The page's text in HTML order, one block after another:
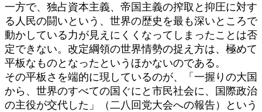
一方で、独占資本主義、帝国主義の搾取と抑圧に対す
る人民の闘いという、世界の歴史を最も深いところで
動かしている力が見えにくくなってしまったことは否
定できない。改定綱領の世界情勢の捉え方は、極めて
平板なものとなったというほかないのである。
その平板さを端的に現しているのが、「一握りの大国
から、世界のすべての国ぐにと市民社会に、国際政治
の主役が交代した」（二八回党大会への報告）という